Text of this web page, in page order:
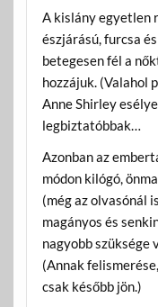
A kislány egyetlen
észjárású, furcsa
betegesen fél a
hozzájuk. (Valahol
Anne Shirley
legbiztatóbbak…
Azonban az
módon kilógó,
(még az olvasónál
magányos és
nagyobb szüksége
(Annak
csak később jön.)